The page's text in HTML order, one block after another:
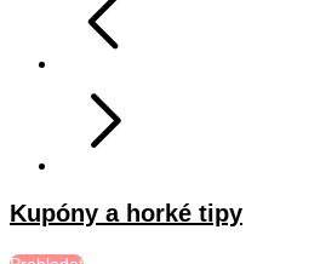
Kupóny a horké tipy